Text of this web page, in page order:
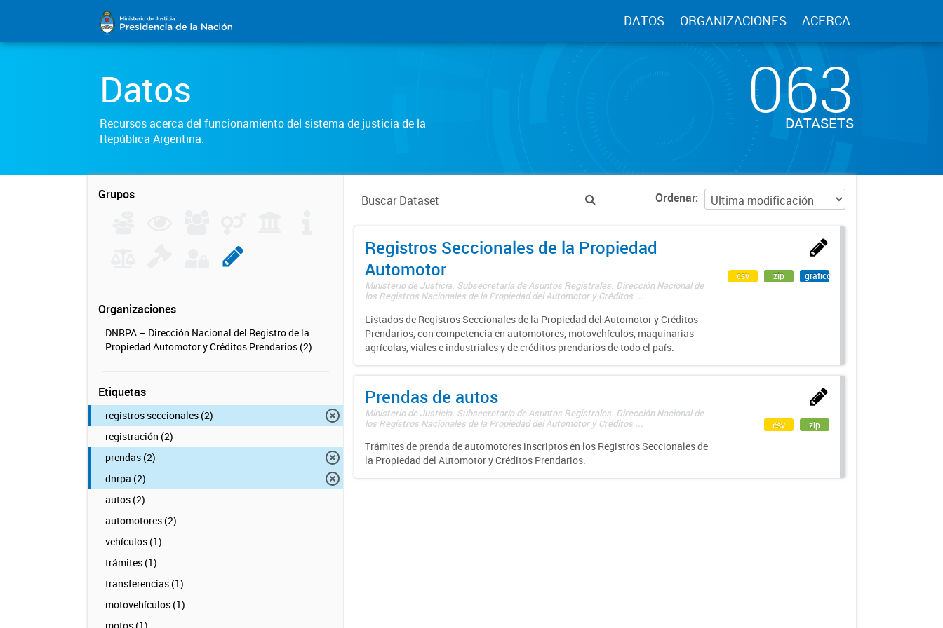
DATOS ORGANIZACIONES ACERCA
Datos
Recursos acerca del funcionamiento del sistema de justicia de la
República Argentina.
063
DATASETS
Grupos
Organizaciones
DNRPA – Dirección Nacional del Registro de la
Propiedad Automotor y Créditos Prendarios (2)
Etiquetas
registros seccionales (2)
registración (2)
prendas (2)
dnrpa (2)
autos (2)
automotores (2)
vehículos (1)
trámites (1)
transferencias (1)
motovehículos (1)
Ordenar
Registros Seccionales de la Propiedad
Automotor
Ministerio de Justicia. Subsecretaría de Asuntos Registrales. Dirección Nacional de
los Registros Nacionales de la Propiedad del Automotor y Créditos ...
Listados de Registros Seccionales de la Propiedad del Automotor y Créditos
Prendarios, con competencia en automotores, motovehículos, maquinarias
agrícolas, viales e industriales y de créditos prendarios de todo el país.
csv zip gráfico
Prendas de autos
Ministerio de Justicia. Subsecretaría de Asuntos Registrales. Dirección Nacional de
los Registros Nacionales de la Propiedad del Automotor y Créditos ...
Trámites de prenda de automotores inscriptos en los Registros Seccionales de
la Propiedad del Automotor y Créditos Prendarios.
csv zip